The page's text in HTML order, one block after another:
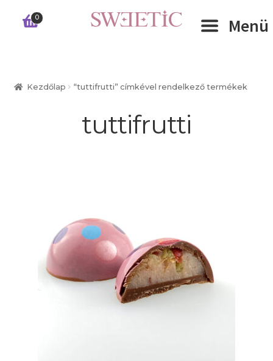
Ugrás
Kilépés
0 Menü
Kezdőlap “tuttifrutti” címkével rendelkező termékek
tuttifrutti